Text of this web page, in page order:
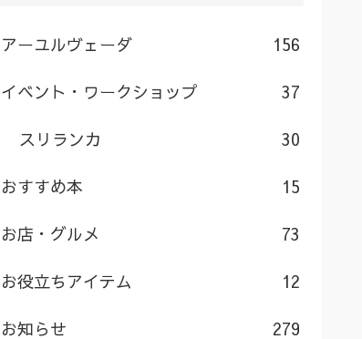
アーユルヴェーダ 156
イベント・ワークショップ 37
スリランカ 30
おすすめ本 15
お店・グルメ 73
お役立ちアイテム 12
お知らせ 279